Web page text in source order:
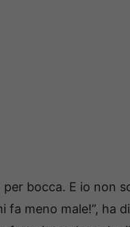
bocca. E io non
fa meno male!”, ha